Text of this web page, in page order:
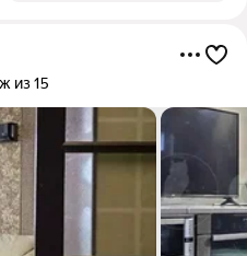
из 15